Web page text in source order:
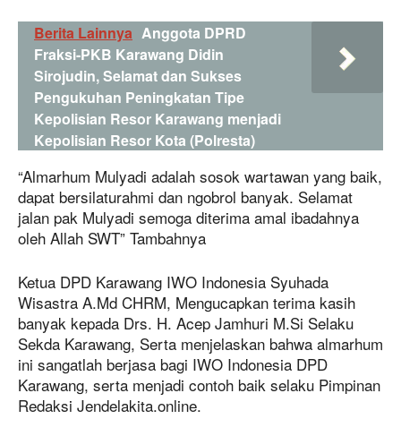
Berita Lainnya Anggota DPRD
Fraksi-PKB Karawang Didin
Sirojudin, Selamat dan Sukses
Pengukuhan Peningkatan Tipe
Kepolisian Resor Karawang menjadi
Kepolisian Resor Kota (Polresta)
“Almarhum Mulyadi adalah sosok wartawan yang baik,
dapat bersilaturahmi dan ngobrol banyak. Selamat
jalan pak Mulyadi semoga diterima amal ibadahnya
oleh Allah SWT” Tambahnya
Ketua DPD Karawang IWO Indonesia Syuhada
Wisastra A.Md CHRM, Mengucapkan terima kasih
banyak kepada Drs. H. Acep Jamhuri M.Si Selaku
Sekda Karawang, Serta menjelaskan bahwa almarhum
ini sangatlah berjasa bagi IWO Indonesia DPD
Karawang, serta menjadi contoh baik selaku Pimpinan
Redaksi Jendelakita.online.